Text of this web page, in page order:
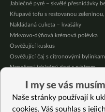
Jablečné pyré – skvělé přesnídávky
Křupavé tofu s restovanou
Nakládaná cuketa – kvašáky
Mrkvovo-dýňová krémová polévka
Osvěžující kuskus
Osvěžující čaj s citronovými
Nepečený jablečný dort s rybízem
Meruňky a jablka v citrónovém želé
Krémová zeleninová polévka s
I my se vás
Naše stránky používají k
cookies. Váš souhlas s